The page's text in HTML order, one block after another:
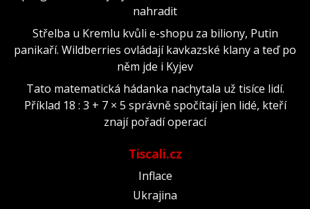
nahradit
Střelba u Kremlu kvůli e-shopu za biliony, Putin
panikaří. Wildberries ovládají kavkazské klany a teď po
něm jde i Kyjev
Tato matematická hádanka nachytala už tisíce lidí.
Příklad 18 : 3 + 7 × 5 správně spočítají jen lidé, kteří
znají pořadí operací
Tiscali.cz
Inflace
Ukrajina